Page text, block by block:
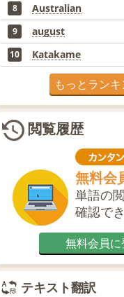
8 Australian
9 august
10 Katakame
もっとラン
閲覧履歴
無料会
単語の
確認で
無料会員に
テキスト翻訳